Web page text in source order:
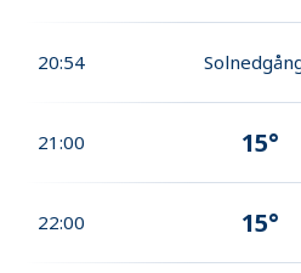
20:54
21:00 15°
22:00 15°